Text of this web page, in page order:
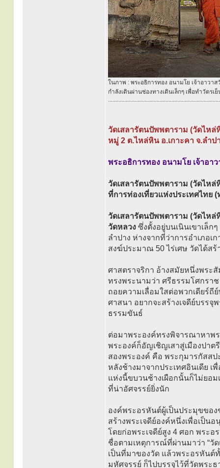
ในภาพ : พระอธิการทอง อนามโย เจ้าอาวา
กำลังเดินผ่านช่องทางเดินเล็กๆ เพื่อทำวัตรเ
............................................................................
วัดเสลารัตนปัพพตาราม (วัดไหล่
หมู่ 2 ต.ไหล่หิน อ.เกาะคา จ.ลำป
พระอธิการทอง อนามโย เจ้าอาว
วัดเสลารัตนปัพพตาราม (วัดไห
ที่การท่องเที่ยวแห่งประเทศไทย
วัดเสลารัตนปัพพตาราม (วัดไหล่
วัดหลวง ซึ่งตั้งอยู่บนเนินเขาเล็ก
ลำปาง ห่างจากที่ว่าการอำเภอ
สงฆ์ประมาณ 50 ไร่เศษ วัดได้ส
ศาสตราจริกา อ้างสมัยหนึ่งพระ
ทรงพระนามว่า ศรีธรรมโศกรา
ถอยความเลื่อมใสต่อพวกเดียร์ถี
ศาสนา อยากจะสร้างเจดีย์บรร
ธรรมขันธ์
ต่อมาพระองค์ทรงพิจารณาหาพ
พระองค์ก็อัญเชิญเสาสู่เมืองปาต
สองพระองค์ คือ พระกุมารกัสสป
หลังช้างมาจากประเทศอินเดีย
แห่งนี้ขบวนช้างเผือกนั้นก็ไม่ยอม
ที่น่าอัศจรรย์ยิ่งนัก
องค์พระอรหันต์ผู้เป็นประมุขขอ
สร้างพระเจดีย์องค์หนึ่งเพื่อเป็น
โดยก่อพระเจดีย์สูง 4 ศอก พระ
ชื่อตามเหตุการณ์ที่ผ่านมาว่า “วั
เป็นที่มาของวัด แล้วพระอรหันต์
มหัศจรรย์ ก็ไปบรรจุไว้ที่วัดพระ